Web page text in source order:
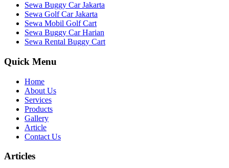
Sewa Buggy Car Jakarta
Sewa Golf Car Jakarta
Sewa Mobil Golf Cart
Sewa Buggy Car Harian
Sewa Rental Buggy Cart
Quick Menu
Home
About Us
Services
Products
Gallery
Article
Contact Us
Articles